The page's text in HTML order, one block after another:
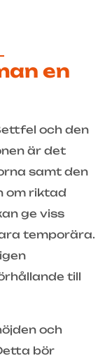
en
och den
är det
samt den
om riktad
ge viss
temporära.
till
och
bör